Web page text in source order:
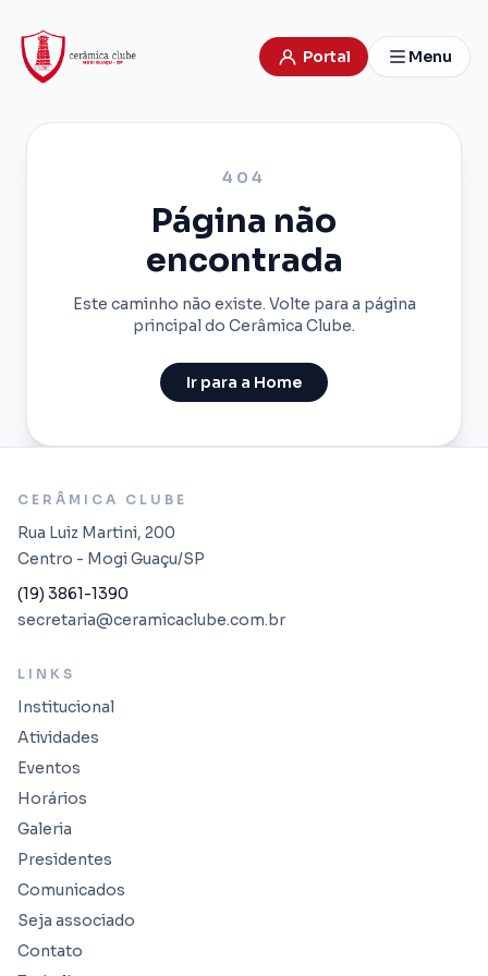
Portal Menu
404
Página não
encontrada
Este caminho não existe. Volte para a página
principal do Cerâmica Clube.
Ir para a Home
CERÂMICA CLUBE
Rua Luiz Martini, 200
Centro - Mogi Guaçu/SP
(19) 3861-1390
secretaria@ceramicaclube.com.br
LINKS
Institucional
Atividades
Eventos
Horários
Galeria
Presidentes
Comunicados
Seja associado
Contato